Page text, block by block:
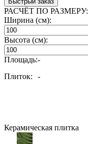
РАСЧЁТ ПО РАЗМЕРУ:
Ширина (см):
Высота (см):
Площадь:-
Плиток:
-
Керамическая плитка